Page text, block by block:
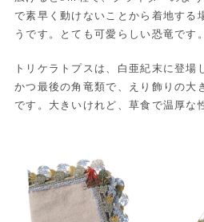
で素早く動けないことから着地する
うです。とても可愛らしい恐竜です。
トリケラトプスは、白亜紀末に登場
かつ最後の角竜類で、えり飾りの大
です。大きいけれど、草食で温厚な